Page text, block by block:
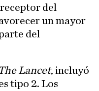
del
un mayor
del
Lancet, incluyó
tipo 2. Los